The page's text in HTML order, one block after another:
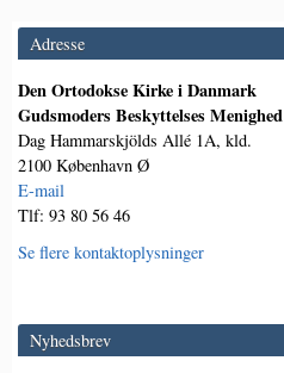
Adresse
Den Ortodokse Kirke i Danmark
Gudsmoders Beskyttelses Menighed
Dag Hammarskjölds Allé 1A, kld.
2100 København Ø
E-mail
Tlf: 93 80 56 46
Se flere kontaktoplysninger
Nyhedsbrev